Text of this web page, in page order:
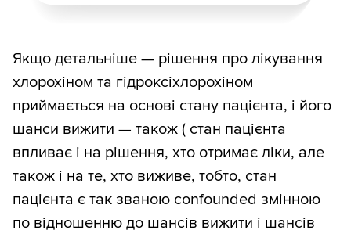
Якщо детальніше — рішення про лікування
хлорохіном та гідроксіхлорохіном
приймається на основі стану пацієнта, і його
шанси вижити — також ( стан пацієнта
впливає і на рішення, хто отримає ліки, але
також і на те, хто виживе, тобто, стан
пацієнта є так званою confounded змінною
по відношенню до шансів вижити і шансів